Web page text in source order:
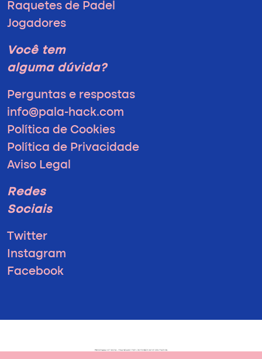
Raquetes de Padel
Jogadores
Você tem
alguma dúvida?
Perguntas e respostas
info@pala-hack.com
Política de Cookies
Política de Privacidade
Aviso Legal
Redes
Sociais
Twitter
Instagram
Facebook